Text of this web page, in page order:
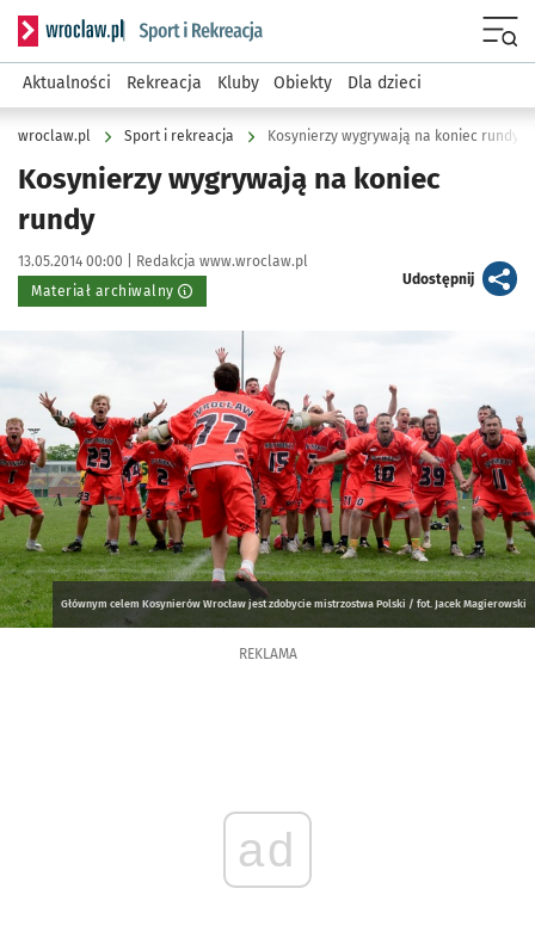
Serwis informacyjny wroclaw.pl podserwis: Sport i rekreacja
Aktualności Rekreacja Kluby Obiekty Dla dzieci
wroclaw.pl Sport i rekreacja Kosynierzy wygrywają na koniec rundy
Kosynierzy wygrywają na koniec
rundy
Data publikacji:
13.05.2014 00:00 | Autor:
Redakcja www.wroclaw.pl
Materiał archiwalny
Udostępnijartykuł
Głównym celem Kosynierów Wrocław jest zdobycie mistrzostwa Polski / fot. Jacek Magierowski
REKLAMA
ad